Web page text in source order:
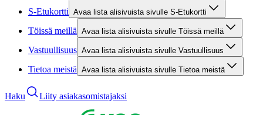
S-Etukortti Avaa lista alisivuista sivulle S-Etukortti
Töissä meillä Avaa lista alisivuista sivulle Töissä meillä
Vastuullisuus Avaa lista alisivuista sivulle Vastuullisuus
Tietoa meistä Avaa lista alisivuista sivulle Tietoa meistä
Haku Liity asiakasomistajaksi